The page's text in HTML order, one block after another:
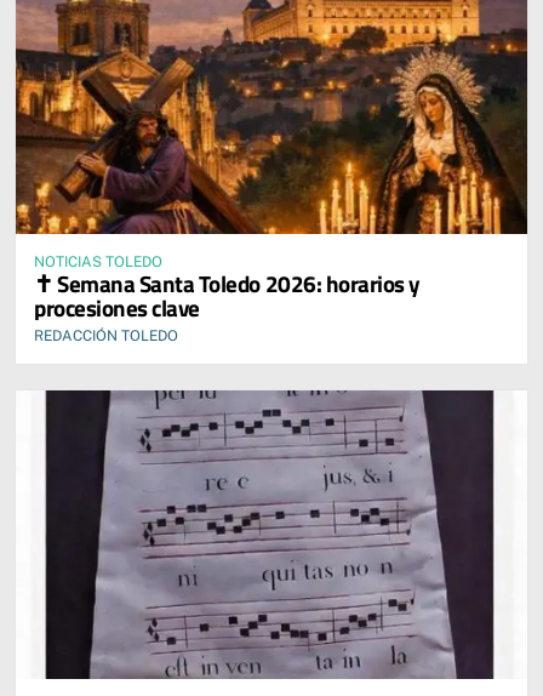
NOTICIAS TOLEDO
✝️ Semana Santa Toledo 2026: horarios y
procesiones clave
REDACCIÓN TOLEDO